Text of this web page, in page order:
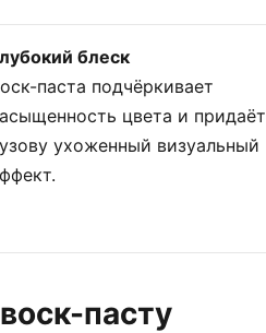
блеск
паста подчёркивает
цвета и придаёт
ухоженный визуальный
пасту